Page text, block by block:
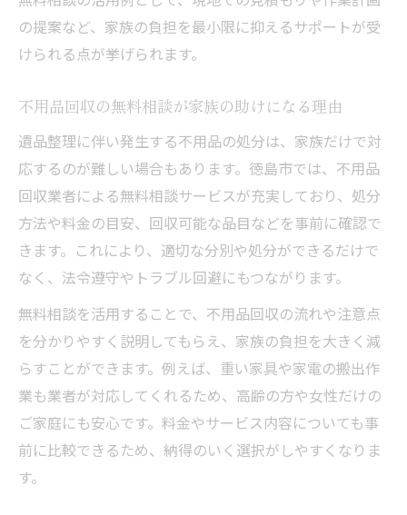
の提案など、家族の負担を最小限に抑えるサポートが受
けられる点が挙げられます。
不用品回収の無料相談が家族の助けになる理由
遺品整理に伴い発生する不用品の処分は、家族だけで対
応するのが難しい場合もあります。徳島市では、不用品
回収業者による無料相談サービスが充実しており、処分
方法や料金の目安、回収可能な品目などを事前に確認で
きます。これにより、適切な分別や処分ができるだけで
なく、法令遵守やトラブル回避にもつながります。
無料相談を活用することで、不用品回収の流れや注意点
を分かりやすく説明してもらえ、家族の負担を大きく減
らすことができます。例えば、重い家具や家電の搬出作
業も業者が対応してくれるため、高齢の方や女性だけの
ご家庭にも安心です。料金やサービス内容についても事
前に比較できるため、納得のいく選択がしやすくなりま
す。